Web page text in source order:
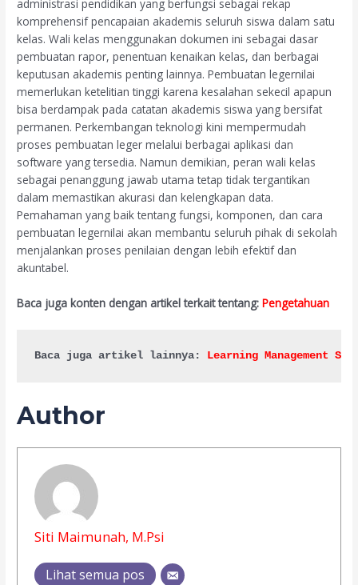
administrasi pendidikan yang berfungsi sebagai rekap
komprehensif pencapaian akademis seluruh siswa dalam satu
kelas. Wali kelas menggunakan dokumen ini sebagai dasar
pembuatan rapor, penentuan kenaikan kelas, dan berbagai
keputusan akademis penting lainnya. Pembuatan legernilai
memerlukan ketelitian tinggi karena kesalahan sekecil apapun
bisa berdampak pada catatan akademis siswa yang bersifat
permanen. Perkembangan teknologi kini mempermudah
proses pembuatan leger melalui berbagai aplikasi dan
software yang tersedia. Namun demikian, peran wali kelas
sebagai penanggung jawab utama tetap tidak tergantikan
dalam memastikan akurasi dan kelengkapan data.
Pemahaman yang baik tentang fungsi, komponen, dan cara
pembuatan legernilai akan membantu seluruh pihak di sekolah
menjalankan proses penilaian dengan lebih efektif dan
akuntabel.
Baca juga konten dengan artikel terkait tentang:Pengetahuan
Baca juga artikel lainnya: Learning Management
Author
Siti Maimunah, M.Psi
Lihat semua pos